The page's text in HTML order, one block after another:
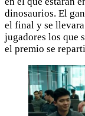
dinosaurios. El
el final y se
jugadores los que
el premio se